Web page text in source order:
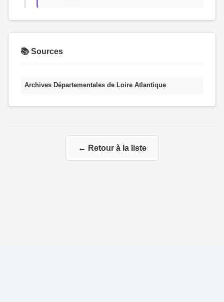
📚 Sources
Archives Départementales de Loire Atlantique
← Retour à la liste